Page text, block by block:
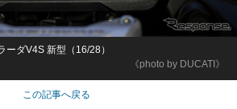
《photo by DUCATI》
ーダV4S 新型（16/28）
この記事へ戻る